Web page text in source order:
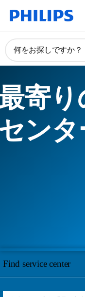
何をお探しですか？
寄り
ン
Find service center